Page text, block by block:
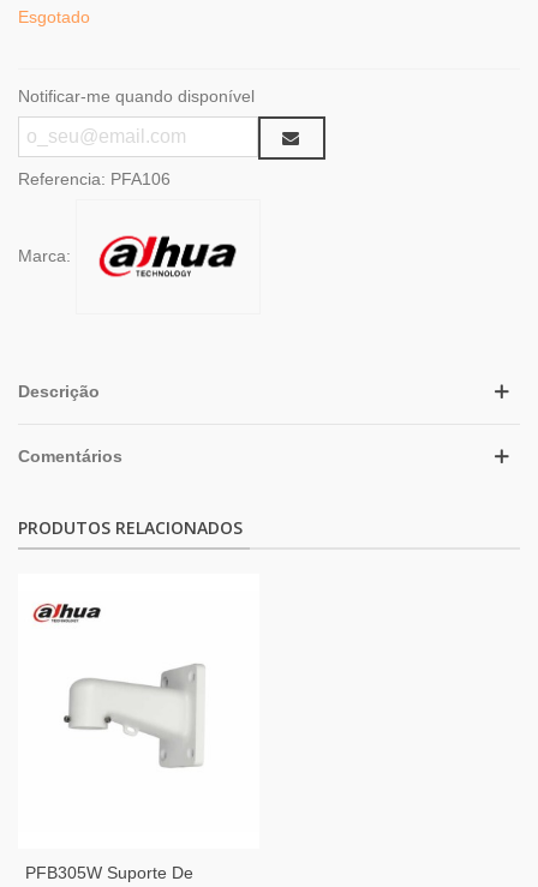
Esgotado
Notificar-me quando disponível
Referencia: PFA106
Marca:
Descrição
Comentários
PRODUTOS RELACIONADOS
PFB305W Suporte De